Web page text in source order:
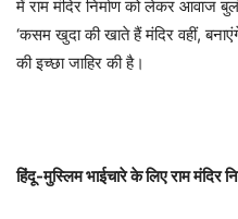
में राम मंदिर निर्माण को लेकर आवाज
‘कसम खुदा की खाते हैं मंदिर वहीं,
की इच्छा जाहिर की है।
हिंदू-मुस्लिम भाईचारे के लिए राम मंदिर